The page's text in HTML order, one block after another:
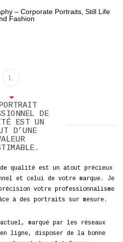
DE
EST UN
D’UNE
qualité est un atout précieux
et celui de votre marque. Je
votre professionnalisme
à des portraits sur mesure.
actuel, marqué par les réseaux
ligne, disposer de la bonne